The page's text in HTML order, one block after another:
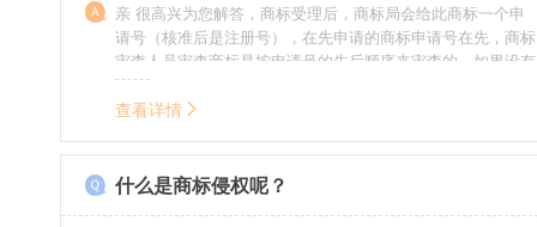
亲 很高兴为您解答，商标受理后，商标局会给此商标一个申
请号（核准后是注册号），在先申请的商标申请号在先，商标
审查人员审查商标是按申请号的先后顺序来审查的，如果没有
特殊情况（受理案件需要，被异议等），不会延迟也不会提
前。
查看详情
什么是商标侵权呢？